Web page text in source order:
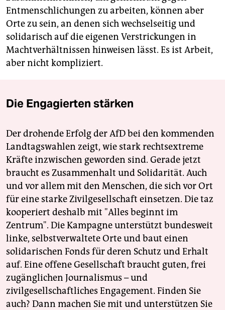
Entmenschlichungen zu arbeiten, können aber
Orte zu sein, an denen sich wechselseitig und
solidarisch auf die eigenen Verstrickungen in
Machtverhältnissen hinweisen lässt. Es ist Arbeit,
aber nicht kompliziert.
Die Engagierten stärken
Der drohende Erfolg der AfD bei den kommenden
Landtagswahlen zeigt, wie stark rechtsextreme
Kräfte inzwischen geworden sind. Gerade jetzt
braucht es Zusammenhalt und Solidarität. Auch
und vor allem mit den Menschen, die sich vor Ort
für eine starke Zivilgesellschaft einsetzen. Die taz
kooperiert deshalb mit "Alles beginnt im
Zentrum". Die Kampagne unterstützt bundesweit
linke, selbstverwaltete Orte und baut einen
solidarischen Fonds für deren Schutz und Erhalt
auf. Eine offene Gesellschaft braucht guten, frei
zugänglichen Journalismus – und
zivilgesellschaftliches Engagement. Finden Sie
auch? Dann machen Sie mit und unterstützen Sie